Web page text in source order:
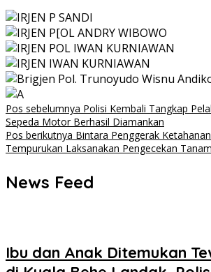
Navigasi
pos
Pos sebelumnya Polisi Kembali Tangkap
Sepeda Motor Berhasil Diamankan
Pos berikutnya Bintara Penggerak
Tempurukan Laksanakan Pengecekan
News Feed
Ibu dan Anak Ditemukan